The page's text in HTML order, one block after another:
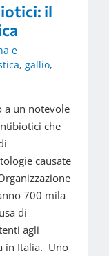
il
e
, gallio,
a un notevole
che
causate
700 mila
di
agli
in Italia. Uno